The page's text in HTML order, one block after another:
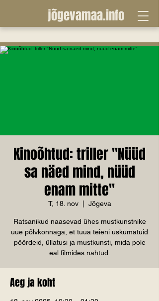
jõgevamaa.info
Kinoõhtud: triller "Nüüd
sa näed mind, nüüd
enam mitte"
T, 18. nov
  |
Jõgeva
Ratsanikud naasevad ühes mustkunstnike
uue põlvkonnaga, et tuua teieni uskumatuid
pöördeid, üllatusi ja mustkunsti, mida pole
eal filmides nähtud.
Aeg ja koht